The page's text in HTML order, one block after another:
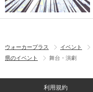
ウォーカープラス イベント
県のイベント
舞台・演劇
利用規約